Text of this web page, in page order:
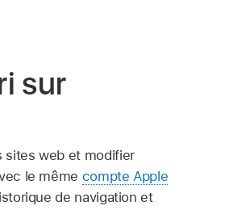
sur
sites web et modifier
le même compte Apple
de navigation et